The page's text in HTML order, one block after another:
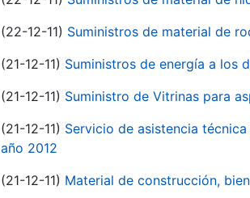
(22-12-11) Suministros de material de
(21-12-11) Suministros de energía a los
(21-12-11) Suministro de Vitrinas para
(21-12-11) Servicio de asistencia
año 2012
(21-12-11) Material de construcción,